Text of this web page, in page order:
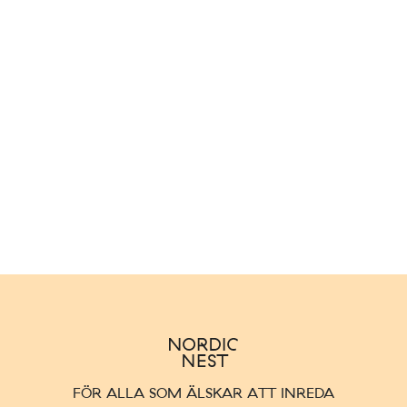
FÖR ALLA SOM ÄLSKAR ATT INREDA